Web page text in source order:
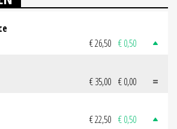
€ 26,50 € 0,50
€ 35,00 € 0,00
€ 22,50 € 0,50